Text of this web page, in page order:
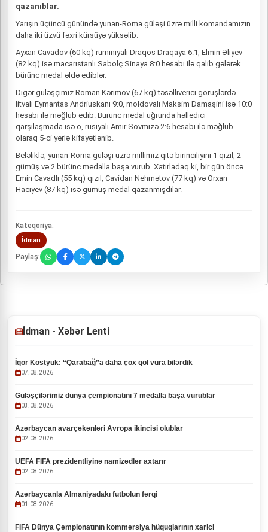
qazanıblar.
Yarışın üçüncü günündə yunan-Roma güləşi üzrə milli komandamızın
daha iki üzvü fəxri kürsüyə yüksəlib.
Ayxan Cavadov (60 kq) rumıniyalı Draqos Draqaya 6:1, Elmin Əliyev
(82 kq) isə macarıstanlı Sabolç Sinaya 8:0 hesabı ilə qalib gələrək
bürünc medal əldə ediblər.
Digər güləşçimiz Roman Kərimov (67 kq) təsəlliverici görüşlərdə
litvalı Eymantas Andriuskanı 9:0, moldovalı Maksim Damaşini isə 10:0
hesabı ilə məğlub edib. Bürünc medal uğrunda həlledici
qarşılaşmada isə o, rusiyalı Amir Sovmizə 2:6 hesabı ilə məğlub
olaraq 5-ci yerlə kifayətlənib.
Beləliklə, yunan-Roma güləşi üzrə millimiz qitə birinciliyini 1 qızıl, 2
gümüş və 2 bürünc medalla başa vurub. Xatırladaq ki, bir gün öncə
Emin Cavadlı (55 kq) qızıl, Cavidan Nehmətov (77 kq) və Orxan
Hacıyev (87 kq) isə gümüş medal qazanmışdılar.
Kateqoriya:
İdman
Paylaş:
İdman - Xəbər Lenti
İqor Kostyuk: “Qarabağ”a daha çox qol vura bilərdik
07.08.2026
Güləşçilərimiz dünya çempionatını 7 medalla başa vurublar
03.08.2026
Azərbaycan avarçəkənləri Avropa ikincisi olublar
02.08.2026
UEFA FIFA prezidentliyinə namizədlər axtarır
02.08.2026
Azərbaycanla Almaniyadakı futbolun fərqi
01.08.2026
FIFA Dünya Çempionatının kommersiya hüquqlarının xarici